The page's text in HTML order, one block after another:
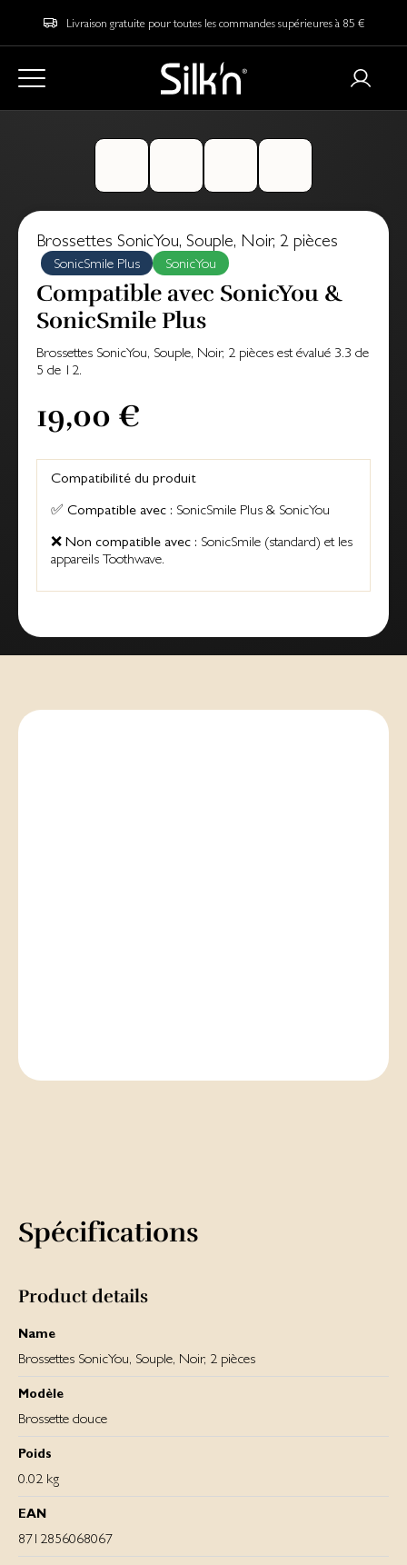
Livraison gratuite pour toutes les commandes supérieures à 85 €
Brossettes SonicYou, Souple, Noir, 2 pièces
SonicSmile Plus SonicYou
Compatible avec SonicYou &
SonicSmile Plus
Brossettes SonicYou, Souple, Noir, 2 pièces est évalué 3.3 de
5 de 12.
19,00 €
Compatibilité du produit
✅ Compatible avec : SonicSmile Plus & SonicYou
❌ Non compatible avec : SonicSmile (standard) et les
appareils Toothwave.
Spécifications
Product details
Name
Brossettes SonicYou, Souple, Noir, 2 pièces
Modèle
Brossette douce
Poids
0.02 kg
EAN
8712856068067